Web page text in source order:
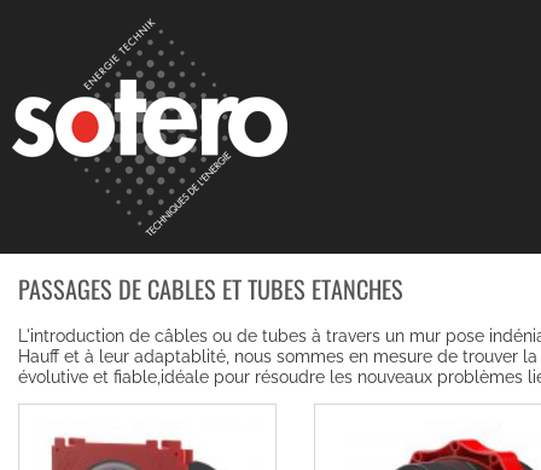
PASSAGES DE CABLES ET TUBES ETANCHES
L'introduction de câbles ou de tubes à travers un mur pose
Hauff et à leur adaptablité, nous sommes en mesure de trouver
évolutive et fiable,idéale pour résoudre les nouveaux problèmes